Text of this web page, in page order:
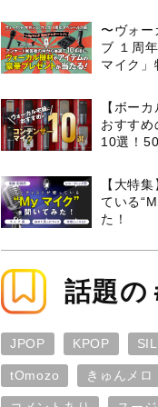
〜ヴォー
ブ １周
マイク」
【ボー
おすすめ
10選！
【大特
ている
た！
話題の
JPOP KPOP
tOmozo きゅんメロ